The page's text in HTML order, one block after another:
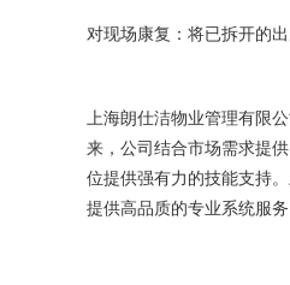
对现场康复：将已拆开的
上海朗仕洁物业管理有限
来，公司结合市场需求提
位提供强有力的技能支持
提供高品质的专业系统服